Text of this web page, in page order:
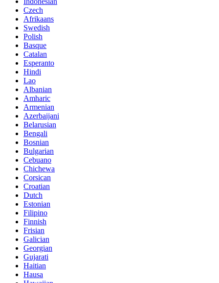
Czech
Afrikaans
Swedish
Polish
Basque
Catalan
Esperanto
Hindi
Lao
Albanian
Amharic
Armenian
Azerbaijani
Belarusian
Bengali
Bosnian
Bulgarian
Cebuano
Chichewa
Corsican
Croatian
Dutch
Estonian
Filipino
Finnish
Frisian
Galician
Georgian
Gujarati
Haitian
Hausa